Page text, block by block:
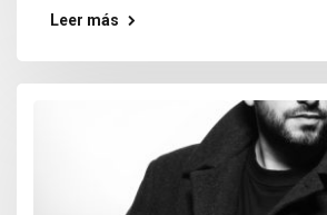
Leer más